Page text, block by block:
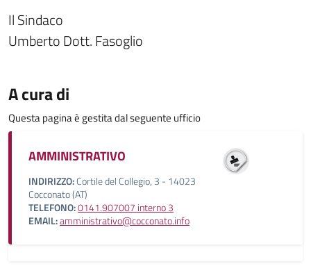
Il Sindaco
Umberto Dott. Fasoglio
A cura di
Questa pagina è gestita dal seguente ufficio
AMMINISTRATIVO
INDIRIZZO:Cortile del Collegio, 3 - 14023
Cocconato (AT)
TELEFONO:0141.907007 interno 3
EMAIL:amministrativo@cocconato.info